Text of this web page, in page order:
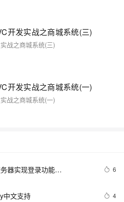
开发实战之商城系统(三)
战之商城系统(三)
开发实战之商城系统(一)
战之商城系统(一)
器实现登录功能
6
中文支持 4